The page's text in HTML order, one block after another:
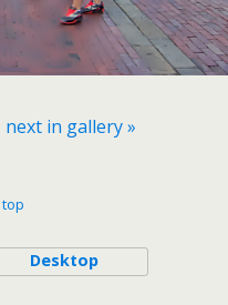
next in gallery »
Desktop